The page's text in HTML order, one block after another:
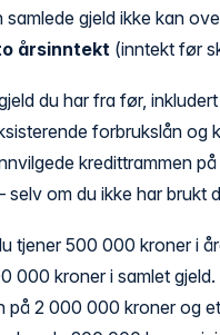
samlede gjeld ikke kan
årsinntekt (inntekt før
du har fra før,
forbrukslån og
kredittrammen
selv om du ikke har brukt
tjener 500 000 kroner i
000 kroner i samlet gjeld.
på 2 000 000 kroner og